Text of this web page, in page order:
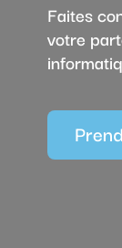
Faites
votre